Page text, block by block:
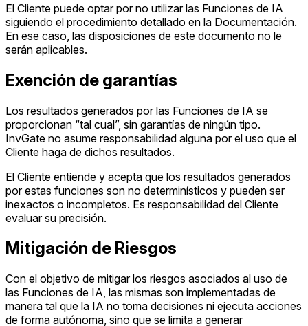
El Cliente puede optar por no utilizar las Funciones de IA
siguiendo el procedimiento detallado en la Documentación.
En ese caso, las disposiciones de este documento no le
serán aplicables.
Exención de garantías
Los resultados generados por las Funciones de IA se
proporcionan “tal cual”, sin garantías de ningún tipo.
InvGate no asume responsabilidad alguna por el uso que el
Cliente haga de dichos resultados.
El Cliente entiende y acepta que los resultados generados
por estas funciones son no determinísticos y pueden ser
inexactos o incompletos. Es responsabilidad del Cliente
evaluar su precisión.
Mitigación de Riesgos
Con el objetivo de mitigar los riesgos asociados al uso de
las Funciones de IA, las mismas son implementadas de
manera tal que la IA no toma decisiones ni ejecuta acciones
de forma autónoma, sino que se limita a generar